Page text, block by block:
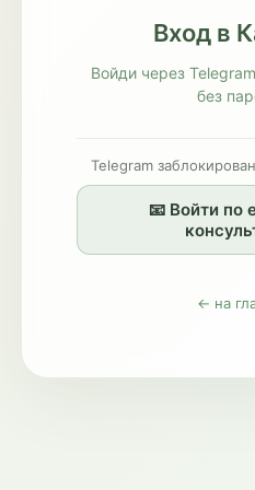
Вход в
Войди через
без
Telegram
📧 Войти по
← на